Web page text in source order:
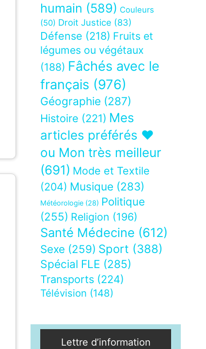
humain (589) Couleurs
(50) Droit Justice (83)
Défense (218) Fruits et
légumes ou végétaux
(188) Fâchés avec le
français (976)
Géographie (287)
Histoire (221) Mes
articles préférés ❤
ou Mon très meilleur
(691) Mode et Textile
(204) Musique (283)
Météorologie (28) Politique
(255) Religion (196)
Santé Médecine (612)
Sexe (259) Sport (388)
Spécial FLE (285)
Transports (224)
Télévision (148)
Lettre d’information